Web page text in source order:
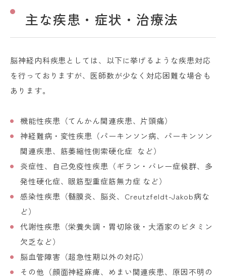
主な疾患・症状・治療法
脳神経内科疾患としては、以下に挙げるような疾患対応
を行っておりますが、医師数が少なく対応困難な場合も
あります。
機能性疾患（てんかん関連疾患、片頭痛）
神経難病・変性疾患（パーキンソン病、パーキンソン
関連疾患、筋萎縮性側索硬化症 など）
炎症性、自己免疫性疾患（ギラン・バレー症候群、多
発性硬化症、眼筋型重症筋無力症 など）
感染性疾患（髄膜炎、脳炎、Creutzfeldt-Jakob病な
ど）
代謝性疾患（栄養失調・胃切除後・大酒家のビタミン
欠乏など）
脳血管障害（超急性期以外の対応）
その他（顔面神経麻痺、めまい関連疾患、原因不明の